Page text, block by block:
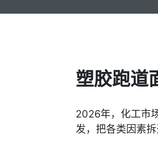
塑胶跑道
2026年，化工市
发，把各类因素